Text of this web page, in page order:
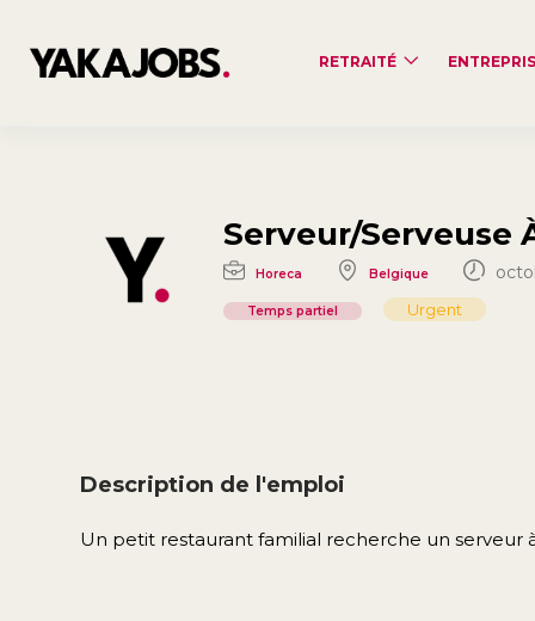
RETRAITÉ
Serveur/serveuse
Horeca Belgique
Temps partiel Urgent
Description de l'emploi
Un petit restaurant familial recherche un serveur